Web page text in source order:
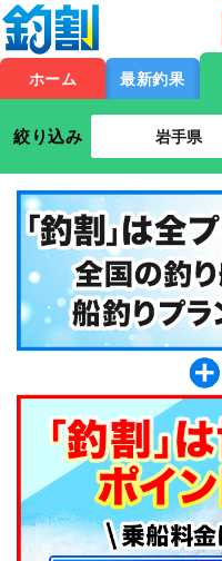
ホーム 最新釣果
絞り込み 岩手県